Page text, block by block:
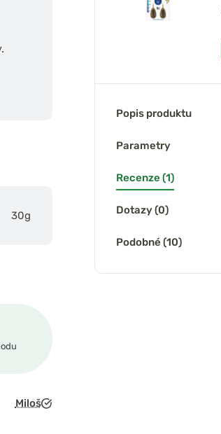
30g
Miloš
Popis produktu
Parametry
Recenze (1)
Dotazy (0)
Podobné (10)